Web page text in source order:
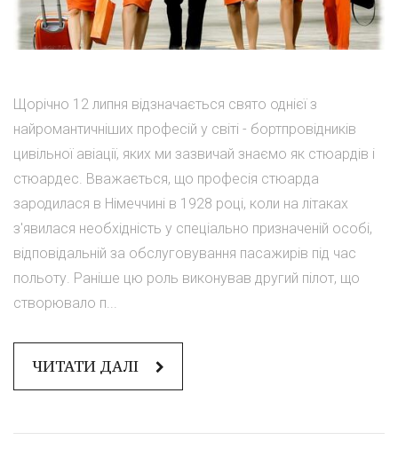
Щорічно 12 липня відзначається свято однієї з
найромантичніших професій у світі - бортпровідників
цивільної авіації, яких ми зазвичай знаємо як стюардів і
стюардес. Вважається, що професія стюарда
зародилася в Німеччині в 1928 році, коли на літаках
з'явилася необхідність у спеціально призначеній особі,
відповідальній за обслуговування пасажирів під час
польоту. Раніше цю роль виконував другий пілот, що
створювало п...
ЧИТАТИ ДАЛІ